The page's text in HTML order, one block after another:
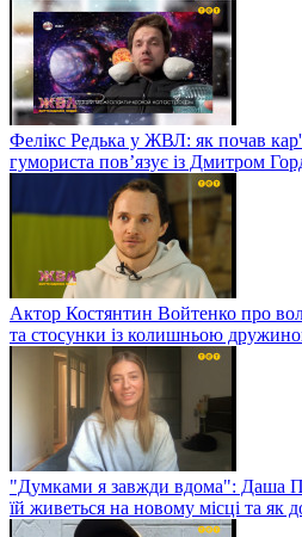
Фелікс Редька у ЖВЛ: як почав
гумориста пов’язує із Дмитром
Актор Костянтин Войтенко про
та стосунки із колишньою
"Думками я завжди вдома": Даша
їй живеться на новому місці та як